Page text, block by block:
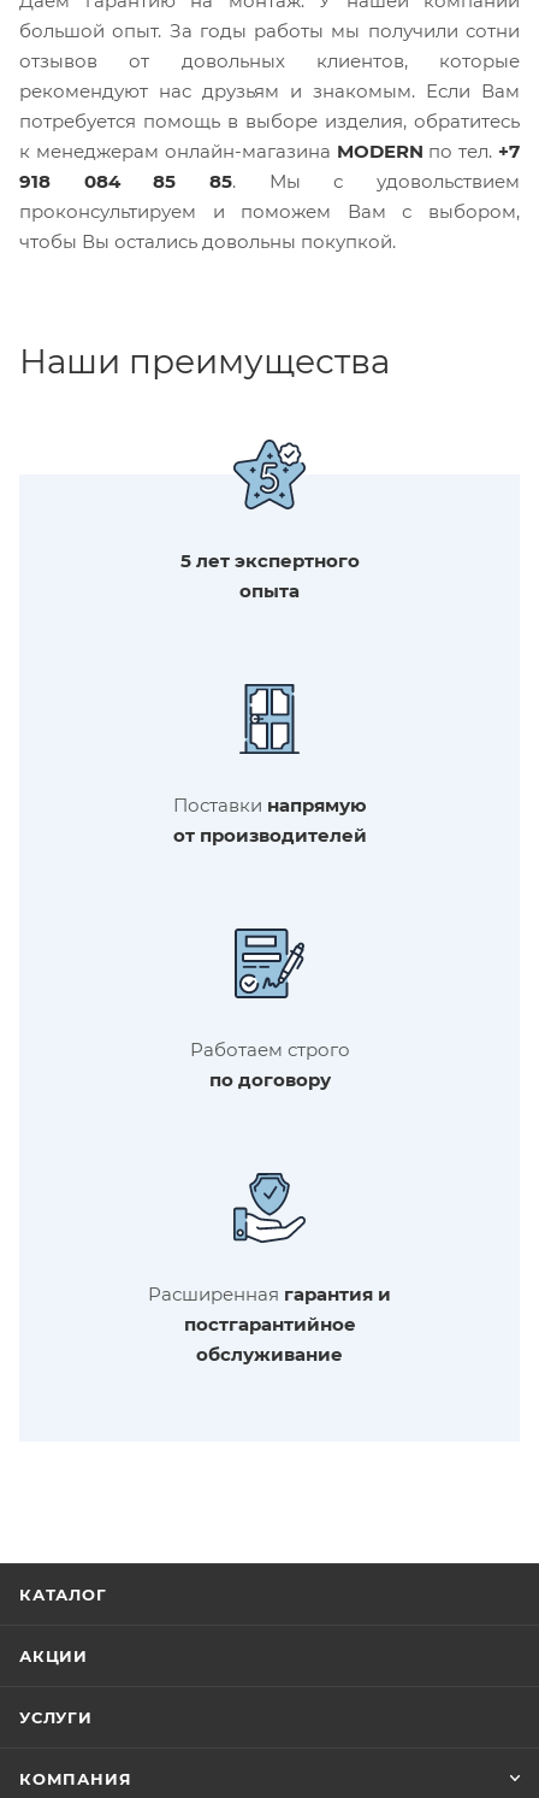
большой опыт. За годы работы мы получили сотни
отзывов от довольных клиентов, которые
рекомендуют нас друзьям и знакомым. Если Вам
потребуется помощь в выборе изделия, обратитесь
к менеджерам онлайн-магазина MODERN по тел. +7
918 084 85 85. Мы с удовольствием
проконсультируем и поможем Вам с выбором,
чтобы Вы остались довольны покупкой.
Наши преимущества
5 лет экспертного
опыта
Поставки напрямую
от производителей
Работаем строго
по договору
Расширенная гарантия и
постгарантийное
обслуживание
КАТАЛОГ
АКЦИИ
УСЛУГИ
КОМПАНИЯ